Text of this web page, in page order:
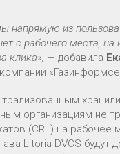
напрямую из
с рабочего места, на
клика», — добавила
организациям не
(CRL) на рабочее
Litoria DVCS будут